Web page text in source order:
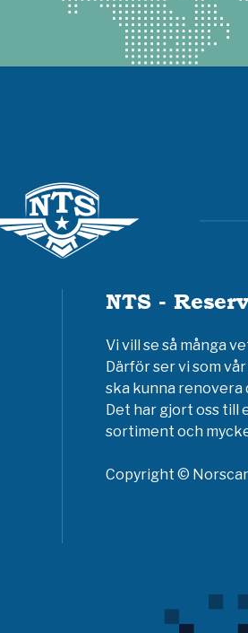
NTS -
Vi vill se så många
Därför ser vi som
ska kunna renovera
Det har gjort oss till
sortiment och
Copyright ©